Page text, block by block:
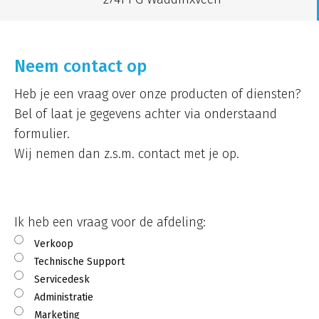
Neem contact op
Heb je een vraag over onze producten of diensten?
Bel of laat je gegevens achter via onderstaand
formulier.
Wij nemen dan z.s.m. contact met je op.
Ik heb een vraag voor de afdeling:
Verkoop
Technische Support
Servicedesk
Administratie
Marketing